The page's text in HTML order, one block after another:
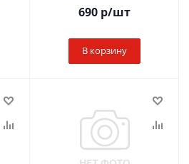
690 р/шт
В корзину